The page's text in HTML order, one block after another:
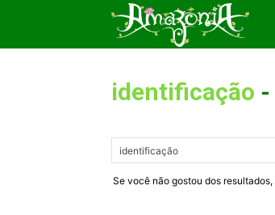
identificação -
Se você não gostou dos